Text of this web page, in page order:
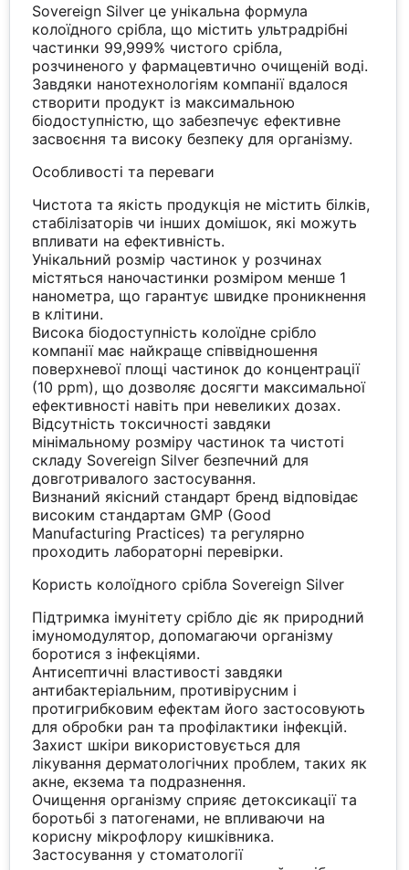
Sovereign Silver це унікальна формула
колоїдного срібла, що містить ультрадрібні
частинки 99,999% чистого срібла,
розчиненого у фармацевтично очищеній воді.
Завдяки нанотехнологіям компанії вдалося
створити продукт із максимальною
біодоступністю, що забезпечує ефективне
засвоєння та високу безпеку для організму.
Особливості та переваги
Чистота та якість продукція не містить білків,
стабілізаторів чи інших домішок, які можуть
впливати на ефективність.
Унікальний розмір частинок у розчинах
містяться наночастинки розміром менше 1
нанометра, що гарантує швидке проникнення
в клітини.
Висока біодоступність колоїдне срібло
компанії має найкраще співвідношення
поверхневої площі частинок до концентрації
(10 ppm), що дозволяє досягти максимальної
ефективності навіть при невеликих дозах.
Відсутність токсичності завдяки
мінімальному розміру частинок та чистоті
складу Sovereign Silver безпечний для
довготривалого застосування.
Визнаний якісний стандарт бренд відповідає
високим стандартам GMP (Good
Manufacturing Practices) та регулярно
проходить лабораторні перевірки.
Користь колоїдного срібла Sovereign Silver
Підтримка імунітету срібло діє як природний
імуномодулятор, допомагаючи організму
боротися з інфекціями.
Антисептичні властивості завдяки
антибактеріальним, противірусним і
протигрибковим ефектам його застосовують
для обробки ран та профілактики інфекцій.
Захист шкіри використовується для
лікування дерматологічних проблем, таких як
акне, екзема та подразнення.
Очищення організму сприяє детоксикації та
боротьбі з патогенами, не впливаючи на
корисну мікрофлору кишківника.
Застосування у стоматології